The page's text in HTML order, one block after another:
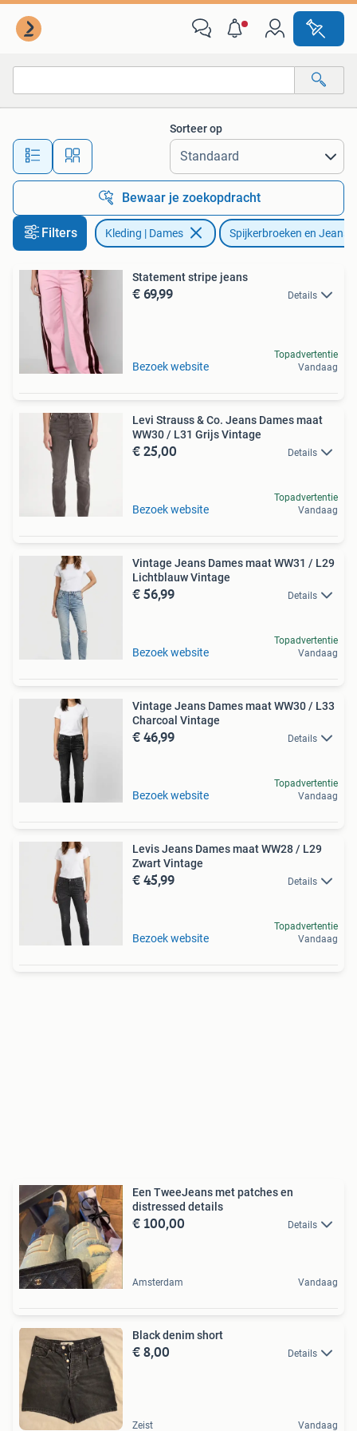
Alle afstanden…
Sorteer op
Bewaar je zoekopdracht
Filters Kleding | Dames Spijkerbroeken en Jeans
Statement stripe jeans
€ 69,99 Details
Bezoek website
Topadvertentie
Vandaag
Levi Strauss & Co. Jeans Dames maat
WW30 / L31 Grijs Vintage
€ 25,00 Details
Bezoek website
Topadvertentie
Vandaag
Vintage Jeans Dames maat WW31 / L29
Lichtblauw Vintage
€ 56,99 Details
Bezoek website
Topadvertentie
Vandaag
Vintage Jeans Dames maat WW30 / L33
Charcoal Vintage
€ 46,99 Details
Bezoek website
Topadvertentie
Vandaag
Levis Jeans Dames maat WW28 / L29
Zwart Vintage
€ 45,99 Details
Bezoek website
Topadvertentie
Vandaag
Een TweeJeans met patches en
distressed details
€ 100,00 Details
Amsterdam Vandaag
Black denim short
€ 8,00 Details
Zeist Vandaag